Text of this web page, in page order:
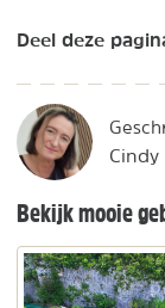
Deel deze
Cindy
Bekijk mooie